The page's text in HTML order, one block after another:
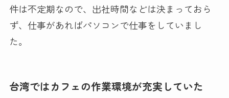
件は不定期なので、出社時間などは決まっておら
ず、仕事があればパソコンで仕事をしていまし
た。
台湾ではカフェの作業環境が充実していた